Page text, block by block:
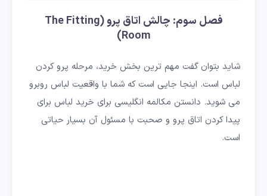
فصل سوم: چالش اتاق پرو (The Fitting
Room)
شاید بتوان گفت مهم ترین بخش خرید، مرحله پرو کردن
لباس است. اینجا جایی است که شما با واقعیت لباس روبرو
می شوید. دانستن مکالمه انگلیسی برای خرید لباس برای
پیدا کردن اتاق پرو و صحبت با مسئول آن بسیار حیاتی
است.